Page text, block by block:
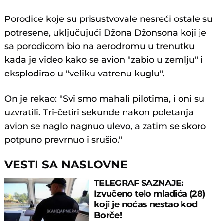
Porodice koje su prisustvovale nesreći ostale su
potresene, uključujući Džona Džonsona koji je
sa porodicom bio na aerodromu u trenutku
kada je video kako se avion "zabio u zemlju" i
eksplodirao u "veliku vatrenu kuglu".
On je rekao: "Svi smo mahali pilotima, i oni su
uzvratili. Tri-četiri sekunde nakon poletanja
avion se naglo nagnuo ulevo, a zatim se skoro
potpuno prevrnuo i srušio."
VESTI SA NASLOVNE
TELEGRAF SAZNAJE:
Izvučeno telo mladića (28)
koji je noćas nestao kod
Borče!